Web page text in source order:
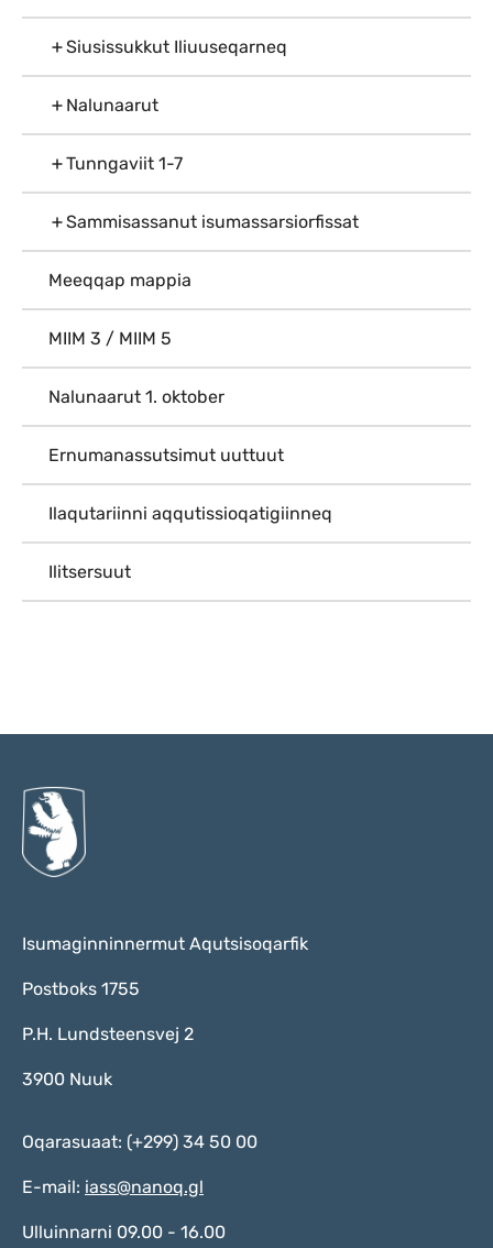
Siusissukkut Iliuuseqarneq
Nalunaarut
Tunngaviit 1-7
Sammisassanut isumassarsiorfissat
Meeqqap mappia
MIIM 3 / MIIM 5
Nalunaarut 1. oktober
Ernumanassutsimut uuttuut
Ilaqutariinni aqqutissioqatigiinneq
Ilitsersuut
Isumaginninnermut Aqutsisoqarfik
Postboks 1755
P.H. Lundsteensvej 2
3900 Nuuk
Oqarasuaat: (+299) 34 50 00
E-mail: iass@nanoq.gl
Ulluinnarni 09.00 - 16.00